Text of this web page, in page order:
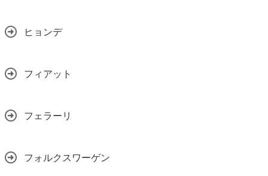
ヒョンデ
フィアット
フェラーリ
フォルクスワーゲン